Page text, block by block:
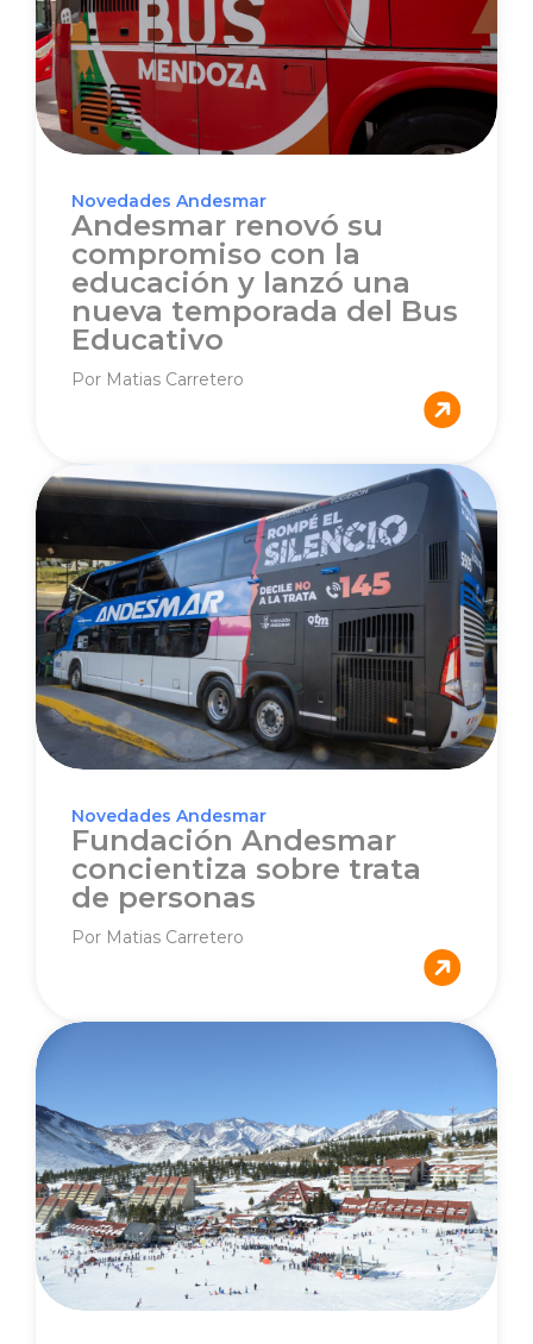
Novedades Andesmar
Andesmar renovó su
compromiso con la
educación y lanzó una
nueva temporada del Bus
Educativo
Por Matias Carretero
Novedades Andesmar
Fundación Andesmar
concientiza sobre trata
de personas
Por Matias Carretero